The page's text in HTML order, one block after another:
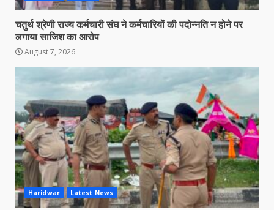
चतुर्थ श्रेणी राज्य कर्मचारी संघ ने कर्मचारियों की पदोन्नति न होने पर
लगाया साजिश का आरोप
August 7, 2026
Haridwar Latest News